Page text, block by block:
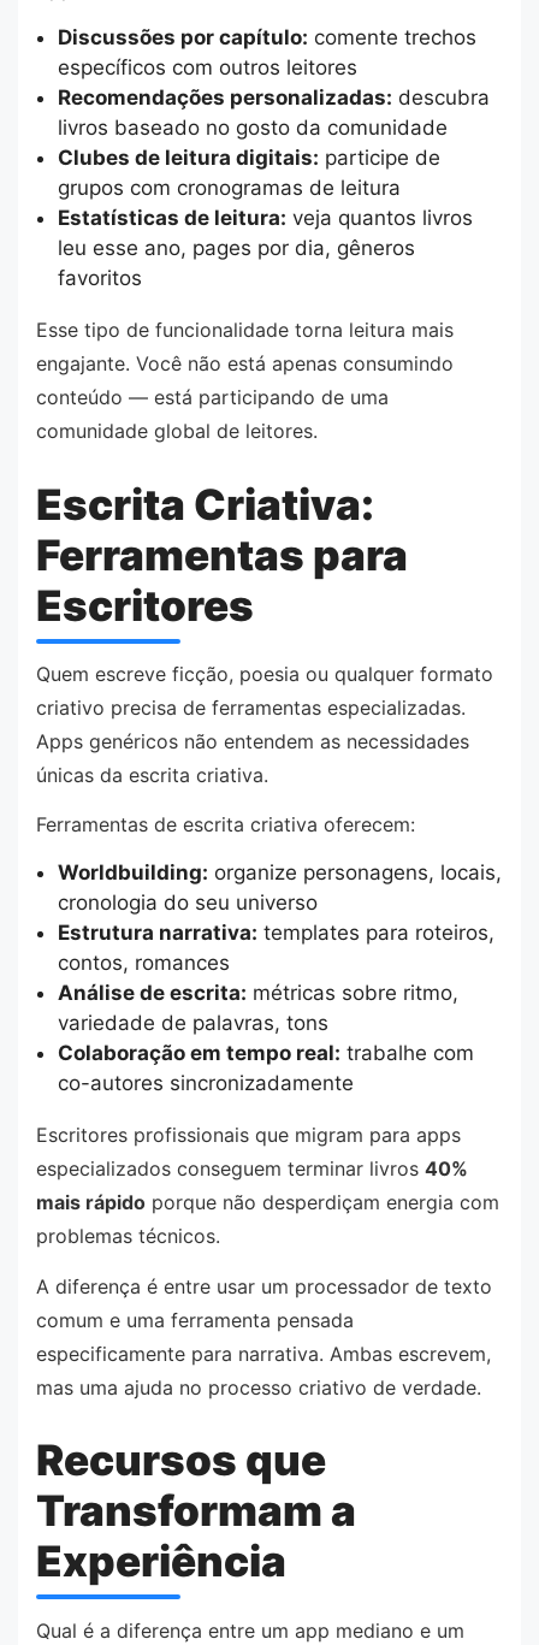
Discussões por capítulo: comente trechos
específicos com outros leitores
Recomendações personalizadas: descubra
livros baseado no gosto da comunidade
Clubes de leitura digitais: participe de
grupos com cronogramas de leitura
Estatísticas de leitura: veja quantos livros
leu esse ano, pages por dia, gêneros
favoritos
Esse tipo de funcionalidade torna leitura mais
engajante. Você não está apenas consumindo
conteúdo — está participando de uma
comunidade global de leitores.
Escrita Criativa:
Ferramentas para
Escritores
Quem escreve ficção, poesia ou qualquer formato
criativo precisa de ferramentas especializadas.
Apps genéricos não entendem as necessidades
únicas da escrita criativa.
Ferramentas de escrita criativa oferecem:
Worldbuilding: organize personagens, locais,
cronologia do seu universo
Estrutura narrativa: templates para roteiros,
contos, romances
Análise de escrita: métricas sobre ritmo,
variedade de palavras, tons
Colaboração em tempo real: trabalhe com
co-autores sincronizadamente
Escritores profissionais que migram para apps
especializados conseguem terminar livros 40%
mais rápido porque não desperdiçam energia com
problemas técnicos.
A diferença é entre usar um processador de texto
comum e uma ferramenta pensada
especificamente para narrativa. Ambas escrevem,
mas uma ajuda no processo criativo de verdade.
Recursos que
Transformam a
Experiência
Qual é a diferença entre um app mediano e um